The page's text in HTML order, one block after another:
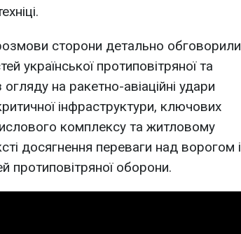
сторони детально обговорили
української протиповітряної та
на ракетно-авіаційні удари
інфраструктури, ключових
комплексу та житловому
досягнення переваги над ворогом і
оборони.